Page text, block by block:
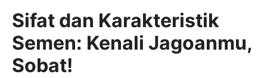
Sifat dan Karakteristik
Semen: Kenali Jagoanmu,
Sobat!